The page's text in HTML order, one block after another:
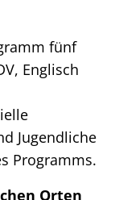
fünf
Englisch
Jugendliche
Programms.
Orten